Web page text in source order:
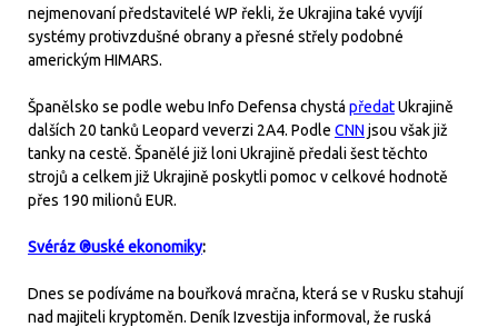
nejmenovaní představitelé WP řekli, že Ukrajina také vyvíjí
systémy protivzdušné obrany a přesné střely podobné
americkým HIMARS.
Španělsko se podle webu Info Defensa chystá předatUkrajině
dalších 20 tanků Leopard veverzi 2A4. Podle CNN jsou však již
tanky na cestě. Španělé již loni Ukrajině předali šest těchto
strojů a celkem již Ukrajině poskytli pomoc v celkové hodnotě
přes 190 milionů EUR.
Svéráz ®uské ekonomiky:
Dnes se podíváme na bouřková mračna, která se v Rusku stahují
nad majiteli kryptoměn. Deník Izvestija informoval, že ruská